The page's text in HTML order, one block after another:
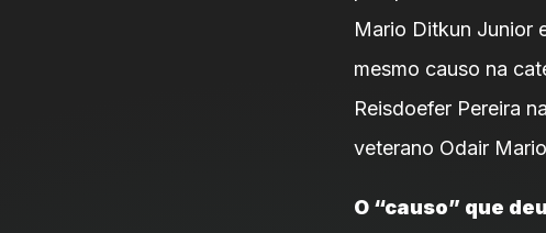
Mario Ditkun Junior
mesmo causo na
Reisdoefer Pereira
veterano Odair
O “causo” que